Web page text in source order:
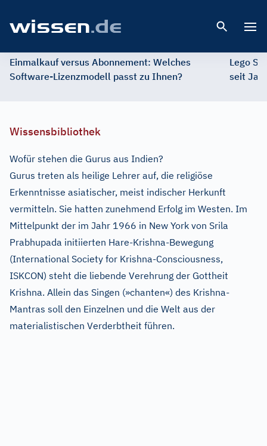
Einmalkauf versus Abonnement: Welches
Software-Lizenzmodell passt zu Ihnen?
Lego
seit
Wissensbibliothek
Wofür stehen die Gurus aus Indien?
Gurus treten als heilige Lehrer auf, die religiöse
Erkenntnisse asiatischer, meist indischer Herkunft
vermitteln. Sie hatten zunehmend Erfolg im Westen. Im
Mittelpunkt der im Jahr 1966 in New York von Srila
Prabhupada initiierten Hare-Krishna-Bewegung
(International Society for Krishna-Consciousness,
ISKCON) steht die liebende Verehrung der Gottheit
Krishna. Allein das Singen (»chanten«) des Krishna-
Mantras soll den Einzelnen und die Welt aus der
materialistischen Verderbtheit führen.